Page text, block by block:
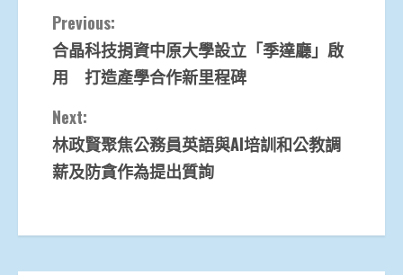
Continue
Reading
Previous:
合晶科技捐資中原大學設立「季達廳」啟
用 打造產學合作新里程碑
Next:
林政賢聚焦公務員英語與AI培訓和公教調
薪及防貪作為提出質詢